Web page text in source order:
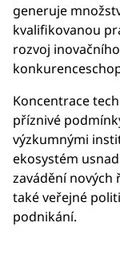
generuje
kvalifikovanou
rozvoj
Koncentrace
příznivé
výzkumnými
ekosystém
zavádění nových
také veřejné
podnikání.